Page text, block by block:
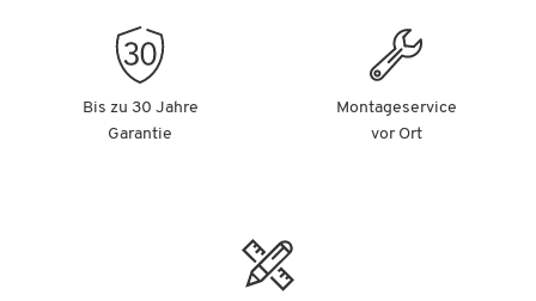
Bis zu 30 Jahre
Garantie
Montageservice
vor Ort